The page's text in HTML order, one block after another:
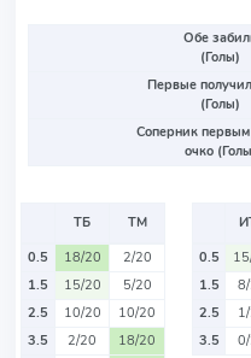
Обе
(Голы)
Первые
(Голы)
Соперник
очко
ТБ
ТМ
0.5
18/20
2/20
1.5
15/20
5/20
2.5
10/20
10/20
3.5
2/20
18/20
0.5
1.5
2.5
3.5